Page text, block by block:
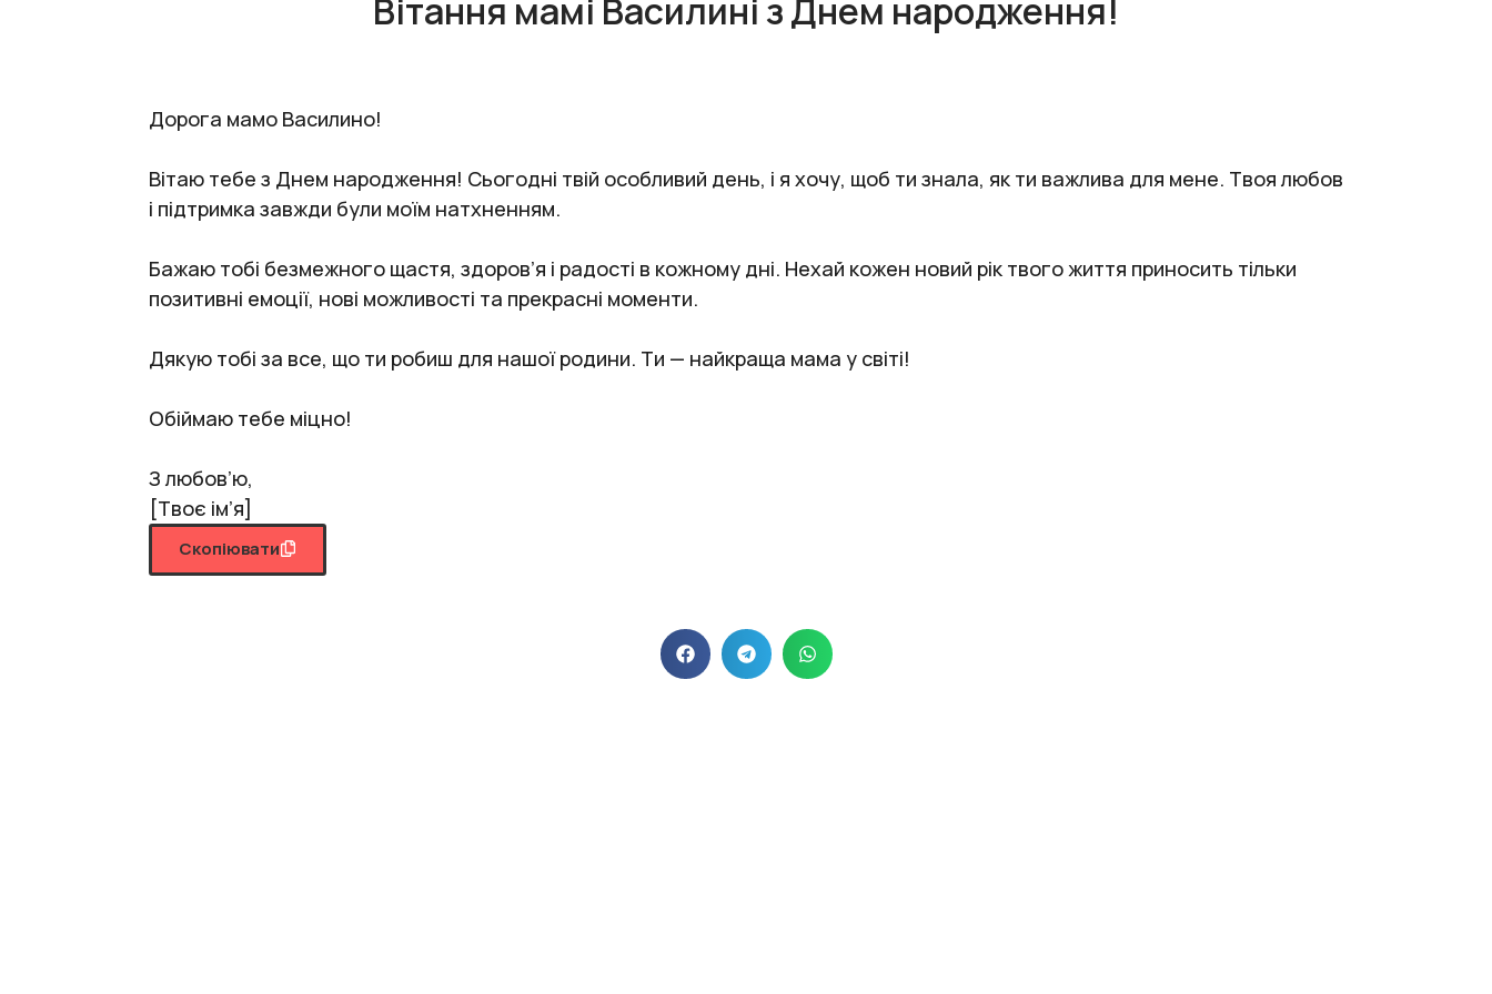
Вітання мамі Василині з Днем народження!
Дорога мамо Василино!
Вітаю тебе з Днем народження! Сьогодні твій особливий день, і я хочу, щоб ти знала, як ти важлива для мене. Твоя любов
і підтримка завжди були моїм натхненням.
Бажаю тобі безмежного щастя, здоров’я і радості в кожному дні. Нехай кожен новий рік твого життя приносить тільки
позитивні емоції, нові можливості та прекрасні моменти.
Дякую тобі за все, що ти робиш для нашої родини. Ти — найкраща мама у світі!
Обіймаю тебе міцно!
З любов’ю,
[Твоє ім’я]
Скопіювати